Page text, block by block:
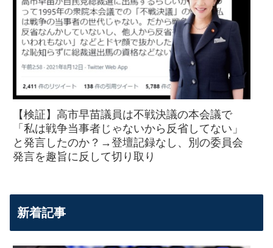
【検証】高市早苗議員は不戦決議の本会議で
「私は戦争当事者じゃないから反省してない」
と発言したのか？→登壇記録なし、別の委員会
発言を趣旨に反して切り取り
新着記事